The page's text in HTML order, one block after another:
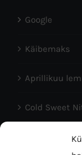
Google
Käibemaks
Aprillikuu
Cold Sweet
Head Eesti